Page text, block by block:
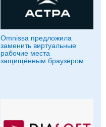
Omnissa предложила
заменить виртуальные
рабочие места
защищённым браузером